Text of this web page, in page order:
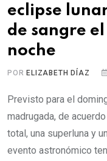
eclipse
de sangre
noche
POR ELIZABETH DÍAZ
Previsto para el
madrugada, de
total, una superluna y
evento astronómico